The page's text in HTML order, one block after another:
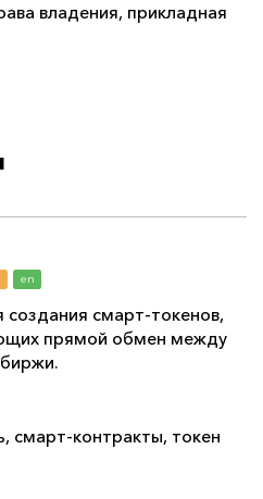
владения, прикладная
en
смарт-токенов,
прямой обмен между
, смарт-контракты, токен